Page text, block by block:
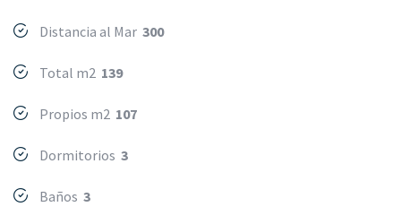
Distancia al Mar 300
Total m2 139
Propios m2 107
Dormitorios 3
Baños 3